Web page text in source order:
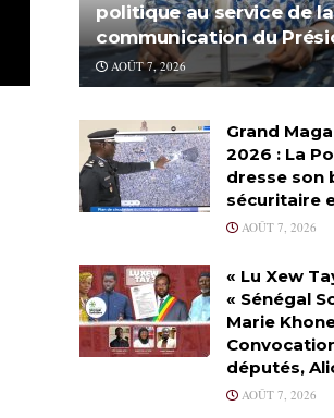
politique au service de la
communication du
AOÛT 7, 2026
Grand
2026 : La
dresse son
sécuritaire
AOÛT 7, 2026
« Lu Xew
« Sénégal
Marie
députés,
AOÛT 7, 2026